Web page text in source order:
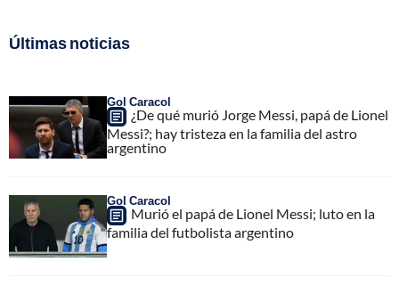
Últimas noticias
Gol Caracol
¿De qué murió Jorge Messi, papá de Lionel
Messi?; hay tristeza en la familia del astro
argentino
Gol Caracol
Murió el papá de Lionel Messi; luto en la
familia del futbolista argentino